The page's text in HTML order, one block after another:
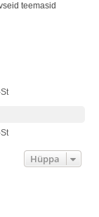
teemasid
Hüppa